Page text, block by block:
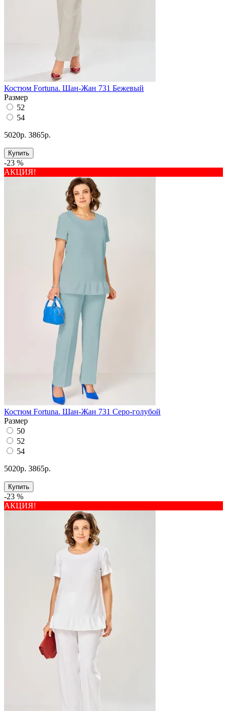
Костюм Fortuna. Шан-Жан 731 Бежевый
Размер
52
54
5020р. 3865р.
Купить
-23 %
АКЦИЯ!
Костюм Fortuna. Шан-Жан 731 Серо-голубой
Размер
50
52
54
5020р. 3865р.
Купить
-23 %
АКЦИЯ!